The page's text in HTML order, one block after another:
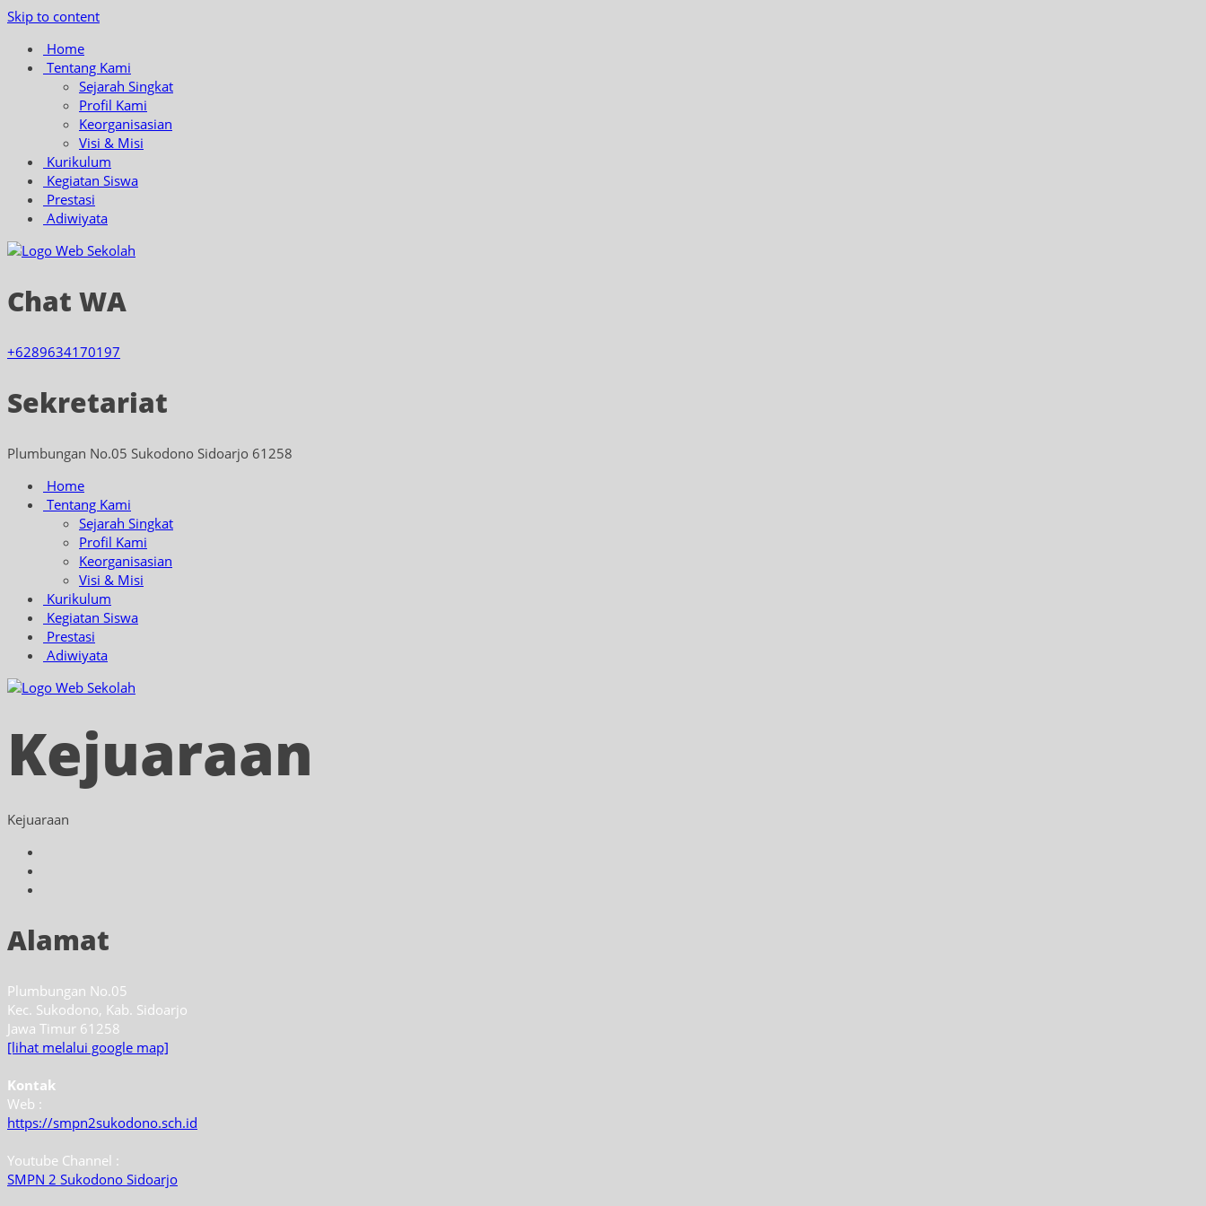
Skip to content
Home
Tentang Kami
Sejarah Singkat
Profil Kami
Keorganisasian
Visi & Misi
Kurikulum
Kegiatan Siswa
Prestasi
Adiwiyata
Chat WA
+6289634170197
Sekretariat
Plumbungan No.05 Sukodono Sidoarjo 61258
Home
Tentang Kami
Sejarah Singkat
Profil Kami
Keorganisasian
Visi & Misi
Kurikulum
Kegiatan Siswa
Prestasi
Adiwiyata
Kejuaraan
Kejuaraan
Alamat
Plumbungan No.05
Kec. Sukodono, Kab. Sidoarjo
Jawa Timur 61258
[lihat melalui google map]
Kontak
Web :
https://smpn2sukodono.sch.id
Youtube Channel :
SMPN 2 Sukodono Sidoarjo